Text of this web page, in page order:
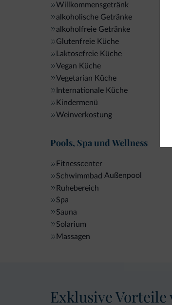
Willkommensgetränk
alkoholische Getränke
alkoholfreie Getränke
Glutenfreie Küche
Laktosefreie Küche
Vegan Küche
Vegetarian Küche
Internationale Küche
Kindermenü
Weinverkostung
Pools, Spa und Wellness
Fitnesscenter
Schwimmbad Außenpool
Ruhebereich
Spa
Sauna
Solarium
Massagen
Exklusive